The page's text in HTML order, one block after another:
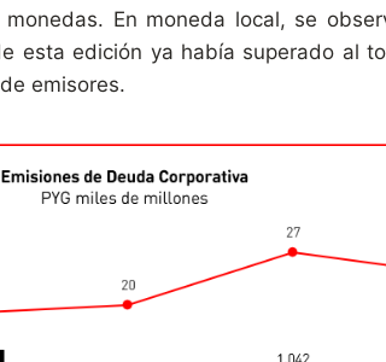
En moneda local, se
esta edición ya había superado al
emisores.